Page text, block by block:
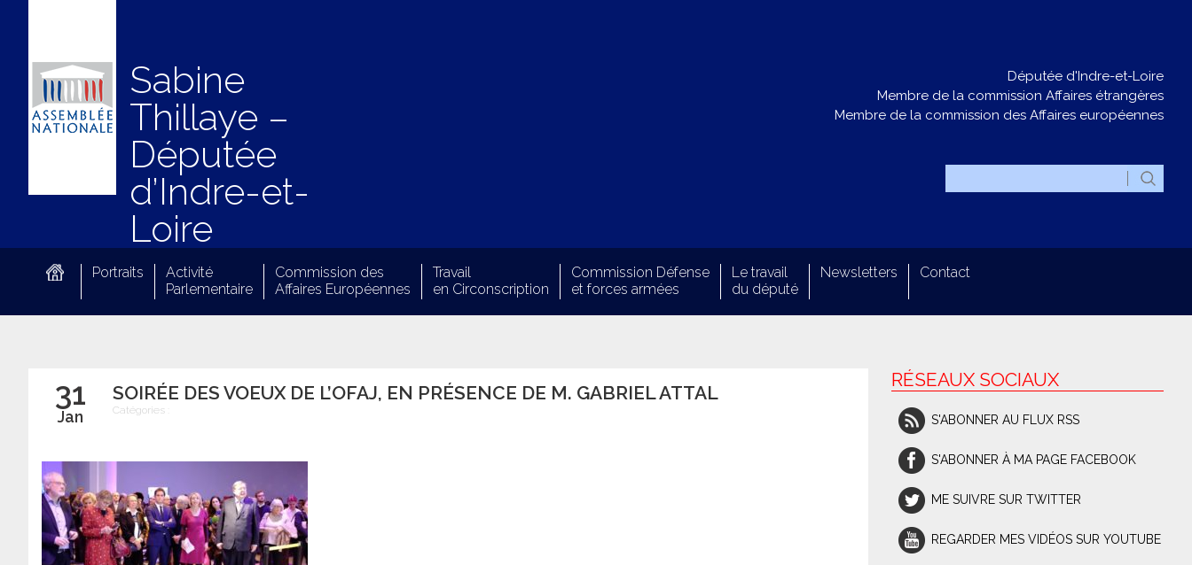
Sabine
Thillaye –
Députée
d’Indre-et-
Loire
Députée d'Indre-et-Loire
Membre de la commission Affaires étrangères
Membre de la commission des Affaires européennes
Portraits
Activité
Parlementaire
Commission des
Affaires Européennes
Travail
en Circonscription
Commission Défense
et forces armées
Le travail
du député
Newsletters Contact
31
Jan
SOIRÉE DES VOEUX DE L’OFAJ, EN PRÉSENCE DE M. GABRIEL ATTAL
Catégories :
RÉSEAUX SOCIAUX
S'ABONNER AU FLUX RSS
S'ABONNER À MA PAGE FACEBOOK
ME SUIVRE SUR TWITTER
REGARDER MES VIDÉOS SUR YOUTUBE